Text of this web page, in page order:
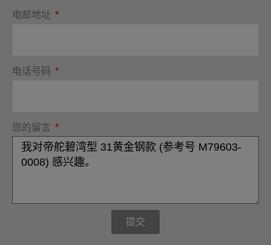
电邮地址
电话号码
您的留言
提交